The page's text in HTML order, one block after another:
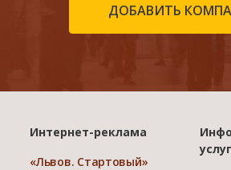
ДОБАВИТЬ
Интернет-реклама
«Львов. Стартовый»